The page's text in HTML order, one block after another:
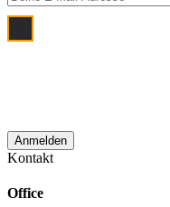
Kontakt
Office